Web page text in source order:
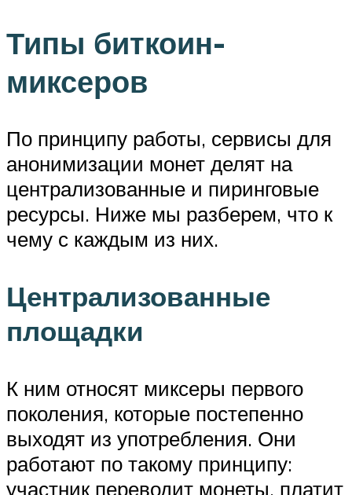
Типы биткоин-
миксеров
По принципу работы, сервисы для
анонимизации монет делят на
централизованные и пиринговые
ресурсы. Ниже мы разберем, что к
чему с каждым из них.
Централизованные
площадки
К ним относят миксеры первого
поколения, которые постепенно
выходят из употребления. Они
работают по такому принципу:
участник переводит монеты, платит